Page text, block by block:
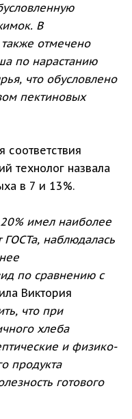
В
отмечено
по нарастанию
что обусловлено
пектиновых
соответствия
технолог назвала
в 7 и 13%.
имел наиболее
ГОСТа, наблюдалась
по сравнению с
Виктория
что при
хлеба
и физико-
продукта
готового